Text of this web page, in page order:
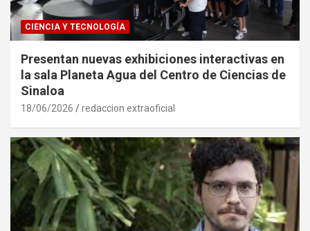
CIENCIA Y TECNOLOGÍA
Presentan nuevas exhibiciones interactivas en
la sala Planeta Agua del Centro de Ciencias de
Sinaloa
18/06/2026 redaccion extraoficial